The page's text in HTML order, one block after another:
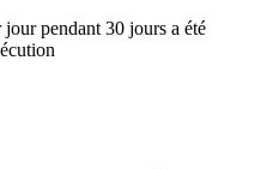
pendant 30 jours a été